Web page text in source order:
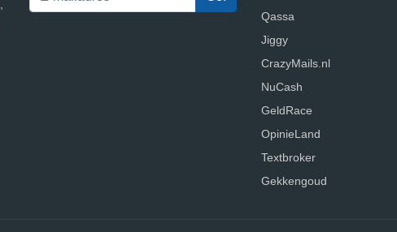
Qassa
Jiggy
CrazyMails.nl
NuCash
GeldRace
OpinieLand
Textbroker
Gekkengoud